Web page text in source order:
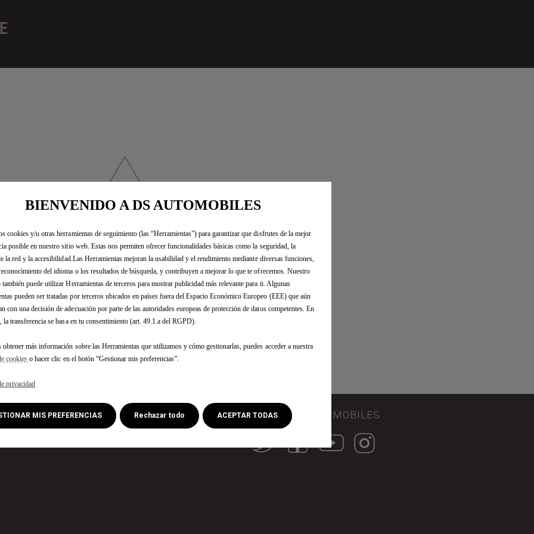
DS ONLINE STORE
en mantenimiento en estos
momemtos.
contactar con nosotros y pedir su oferta aquí:
¿NECESITA AYUDA? SIGA A DS AUTOMOBILES
BIENVENIDO A DS AUTOMOBILES
cookies y/u otras herramientas de seguimiento (las “Herramientas”) para garantizar que disfrutes de la mejor
posible en nuestro sitio web. Estas nos permiten ofrecer funcionalidades básicas como la seguridad, la
la red y la accesibilidad.Las Herramientas mejoran la usabilidad y el rendimiento mediante diversas funciones,
del idioma o los resultados de búsqueda, y contribuyen a mejorar lo que te ofrecemos. Nuestro
puede utilizar Herramientas de terceros para mostrar publicidad más relevante para ti. Algunas
pueden ser tratadas por terceros ubicados en países fuera del Espacio Económico Europeo (EEE) que aún
con una decisión de adecuación por parte de las autoridades europeas de protección de datos competentes. En
la transferencia se basa en tu consentimiento (art. 49.1.a del RGPD).
obtener más información sobre las Herramientas que utilizamos y cómo gestionarlas, puedes acceder a nuestra
cookies o hacer clic en el botón “Gestionar mis preferencias”.
privacidad
MIS PREFERENCIAS ACEPTAR TODAS
Rechazar todo